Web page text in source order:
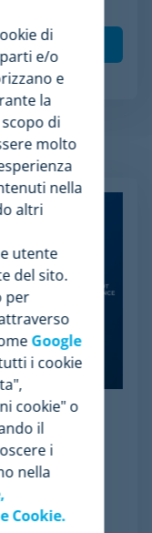
a
evento
finanziaria ai
negli
di
e/o
e
la
di
molto
nella
altri
utente
del sito.
per
Google
i cookie
cookie" o
il
i
nella
Cookie.